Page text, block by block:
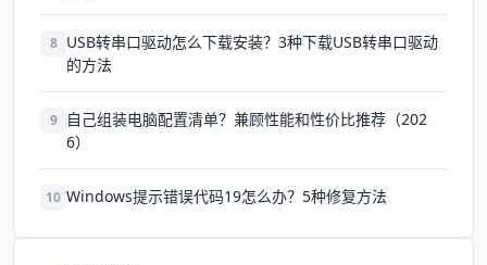
8 USB转串口驱动怎么下载安装？3种下载USB转串口驱动
的方法
9
自己组装电脑配置清单？兼顾性能和性价比推荐（202
6）
10 Windows提示错误代码19怎么办？5种修复方法